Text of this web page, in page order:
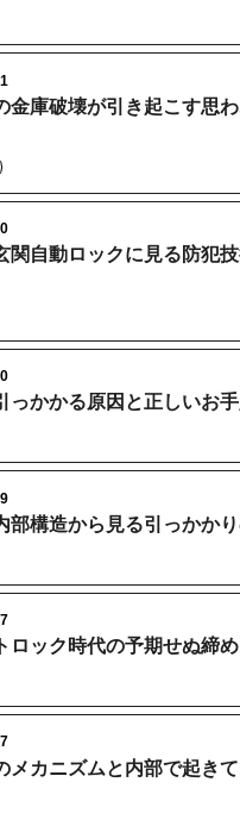
金庫破壊が引き起こす思
関自動ロックに見る防犯
っかかる原因と正しいお
部構造から見る引っかか
ロック時代の予期せぬ締
メカニズムと内部で起き